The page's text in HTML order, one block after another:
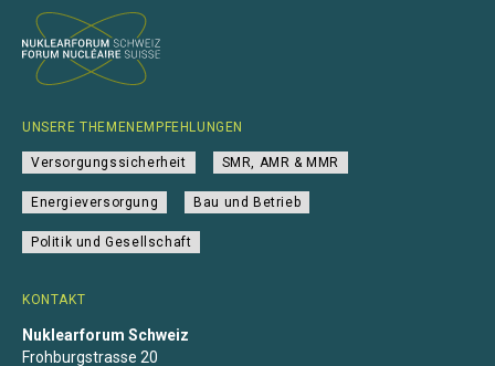
KONTAKT
Nuklearforum Schweiz
Frohburgstrasse 20
UNSERE THEMENEMPFEHLUNGEN
Versorgungssicherheit SMR, AMR & MMR
Energieversorgung Bau und Betrieb
Politik und Gesellschaft